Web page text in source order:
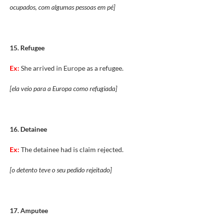
ocupados, com algumas pessoas em pé]
15. Refugee
Ex: She arrived in Europe as a refugee.
[ela veio para a Europa como refugiada]
16. Detainee
Ex: The detainee had is claim rejected.
[o detento teve o seu pedido rejeitado]
17. Amputee